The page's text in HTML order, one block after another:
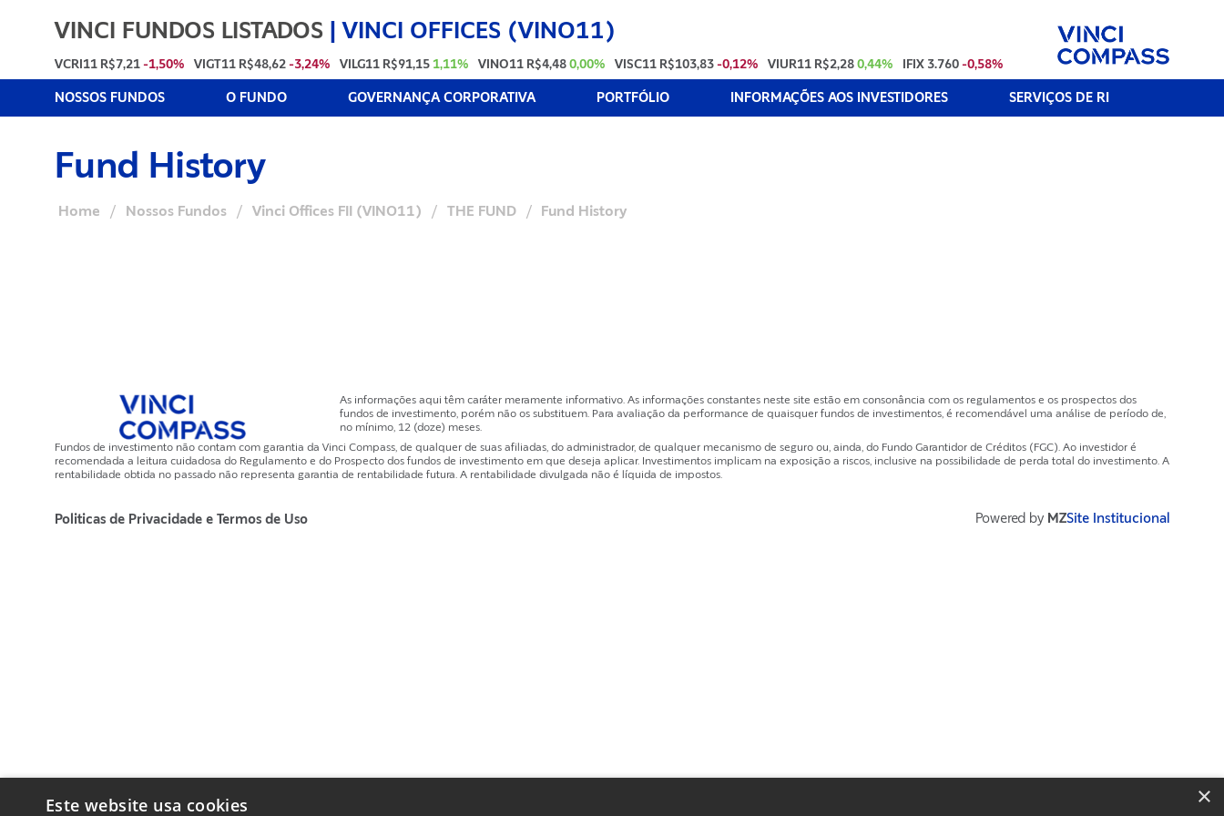
VINCI FUNDOS LISTADOS |VINCI OFFICES (VINO11)
VCRI11 R$7,21 -1,50% VIGT11 R$48,62 -3,24% VILG11 R$91,15 1,11% VINO11 R$4,48 0,00% VISC11 R$103,83 -0,12% VIUR11 R$2,28 0,44% IFIX 3.760 -0,58%
NOSSOS FUNDOS O FUNDO GOVERNANÇA CORPORATIVA PORTFÓLIO INFORMAÇÕES AOS INVESTIDORES SERVIÇOS DE RI
Fund History
Home / Nossos Fundos / Vinci Offices FII (VINO11) / THE FUND / Fund History
As informações aqui têm caráter meramente informativo. As informações constantes neste site estão em consonância com os regulamentos e os prospectos dos
fundos de investimento, porém não os substituem. Para avaliação da performance de quaisquer fundos de investimentos, é recomendável uma análise de período de,
no mínimo, 12 (doze) meses.
Fundos de investimento não contam com garantia da Vinci Compass, de qualquer de suas afiliadas, do administrador, de qualquer mecanismo de seguro ou, ainda, do Fundo Garantidor de Créditos (FGC). Ao investidor é
recomendada a leitura cuidadosa do Regulamento e do Prospecto dos fundos de investimento em que deseja aplicar. Investimentos implicam na exposição a riscos, inclusive na possibilidade de perda total do investimento. A
rentabilidade obtida no passado não representa garantia de rentabilidade futura. A rentabilidade divulgada não é líquida de impostos.
Politicas de Privacidade e Termos de Uso Powered by MZSite Institucional
×
Este website usa cookies